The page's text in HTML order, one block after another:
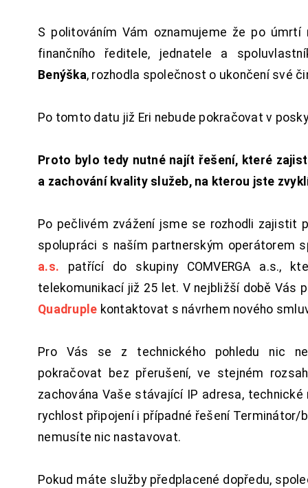
S politováním Vám oznamujeme že po úmrtí
finančního ředitele, jednatele a
Benýška, rozhodla společnost o ukončení své
Po tomto datu již Eri nebude pokračovat v
Proto bylo tedy nutné najít řešení, které
a zachování kvality služeb, na kterou jste
Po pečlivém zvážení jsme se rozhodli zajistit
spolupráci s naším partnerským operátorem
a.s. patřící do skupiny COMVERGA a.s.,
telekomunikací již 25 let. V nejbližší době Vás
Quadruple kontaktovat s návrhem nového
Pro Vás se z technického pohledu nic
pokračovat bez přerušení, ve stejném
zachována Vaše stávající IP adresa, technické
rychlost připojení i případné řešení Terminátor/
nemusíte nic nastavovat.
Pokud máte služby předplacené dopředu,